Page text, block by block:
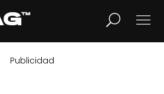
LIFESTYLE
Publicidad